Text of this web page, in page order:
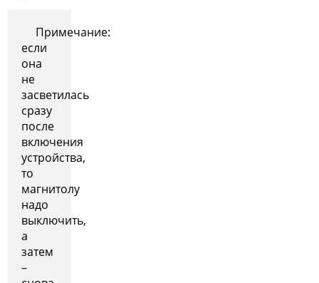
Примечание:
если
она
не
засветилась
сразу
после
включения
устройства,
то
магнитолу
надо
выключить,
а
затем
–